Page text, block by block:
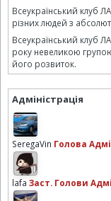
Всеукраїнський клуб
різних людей з
Всеукраїнський клуб
року невеликою
його розвиток.
Адміністрація
SeregaVin Голова
lafa Заст. Голови